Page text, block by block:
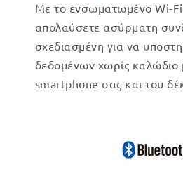
Με το ενσωματωμένο Wi-
απολαύσετε ασύρματη
σχεδιασμένη για να
δεδομένων χωρίς καλώδιο
smartphone σας και του